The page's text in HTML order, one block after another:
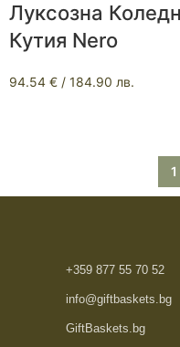
Луксозна
Кутия Nero
94.54 € / 184.90 лв.
1
+359 877 55 70 52
info@giftbaskets.bg
GiftBaskets.bg